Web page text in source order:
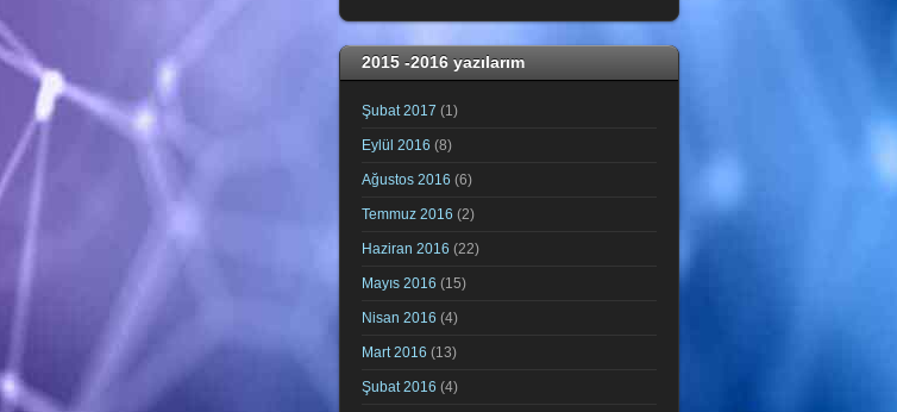
2015 -2016 yazılarım
Şubat 2017 (1)
Eylül 2016 (8)
Ağustos 2016 (6)
Temmuz 2016 (2)
Haziran 2016 (22)
Mayıs 2016 (15)
Nisan 2016 (4)
Mart 2016 (13)
Şubat 2016 (4)